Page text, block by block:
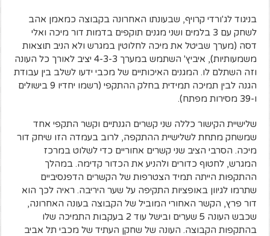
בניגוד לג'ורדי קרויף, שבעונתו האחרונה בקבוצה כמאמן אהב
לשחק עם 3 בלמים ושני מגנים תוקפים בדמות דור מיכה ואלי
דסה (מערך שביטל את מיכה לחלוטין במגרש ולא הניב תוצאות
משמעותיות), איביץ' השתמש במערך 4-3-3 יציב לאורך כל העונה
וזה השתלם לו. המגנים האיכותיים של מכבי ידעו לשלב בין עבודת
הגנה לבין תמיכה תמידית בחלק ההתקפי (רשמו יחדיו 9 בישולים
ו-39 מסירות מפתח).
שלישיית הקישור כללה שני קשרים הגנתיים וקשר התקפי אחד
שמשחק מתחת לשלישיית ההתקפה, לרוב בעמדה הזו שיחק דור
מיכה. הסרבי הציב שני קשרים אחוריים כדי לשלוט במרכז
המגרש, לחטוף כדורים ולהניע את הכדור קדימה. במהלך
ההתקפות הייתה תמיד הצטרפות של הקשרים הדפנסיביים
שתרמו לגיוון באופציות התקיפה על שער היריבה. ראיה לכך הוא
דור פרץ, הקשר האחורי המוביל של הקבוצה בעונה האחרונה,
שכבש העונה 5 שערים ובישל עוד 2 בעקבות התמיכה שלו
בהתקפות הקבוצה. העונה של שחקן העתיד של מכבי תל אביב